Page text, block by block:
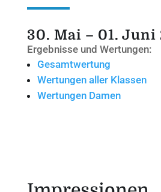
30. Mai – 01. Juni
Ergebnisse und Wertungen:
Gesamtwertung
Wertungen aller Klassen
Wertungen Damen